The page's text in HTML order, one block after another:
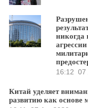
никогда
16:12 07
Китай уделяет
развитию как основе